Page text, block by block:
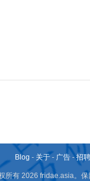
Blog - 关于 - 广告 -招
所有 2026 fridae.asia。